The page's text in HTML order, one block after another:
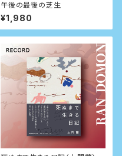
午後の最後の芝生
¥1,980